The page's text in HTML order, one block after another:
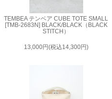
TEMBEA テンベア CUBE TOTE SMALL
[TMB-2683N] BLACK/BLACK（BLACK
STITCH）
13,000円(税込14,300円)